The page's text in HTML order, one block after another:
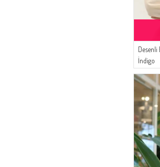
İndigo